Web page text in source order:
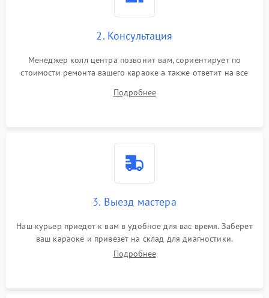
2. Консультация
Менеджер колл центра позвонит вам, сориентирует по
стоимости ремонта вашего караоке а также ответит на все
Подробнее
3. Выезд мастера
Наш курьер приедет к вам в удобное для вас время. Заберет
ваш караоке и привезет на склад для диагностики.
Подробнее